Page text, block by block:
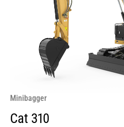
Minibagger
Cat 310